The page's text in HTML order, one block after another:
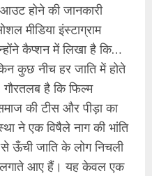
होने की जानकारी
मीडिया इंस्टाग्राम
कैप्शन में लिखा है कि…
कुछ नीच हर जाति में होते
है कि फिल्म
की टीस और पीड़ा का
ने एक विषैले नाग की भांति
ऊँची जाति के लोग निचली
लगाते आए हैं। यह केवल एक